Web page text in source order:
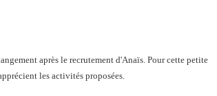
après le recrutement d'Anaïs. Pour cette petite
les activités proposées.